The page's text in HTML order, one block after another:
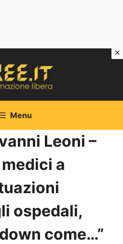
Menu
Leoni –
a
ospedali,
come…”